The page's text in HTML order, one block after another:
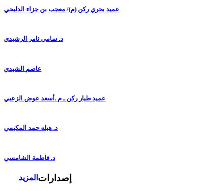
عميد بحري ركن (م)/ معجب بن جزاء الدلبحي
د. سامي ثامر الرشيدي
عاصم الشيدي
عميد طيار ركن ـ م .أسعد عوض الزعبي
د. هيله حمد المكيمي
د. فاطمة الشامسي
المزيد إصدارات